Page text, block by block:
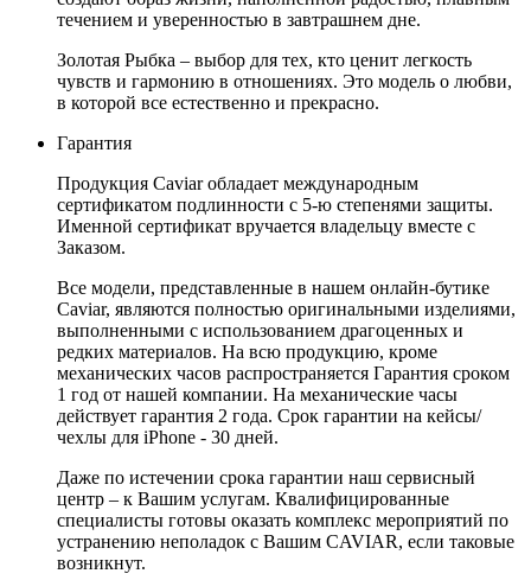
течением и уверенностью в завтрашнем дне.
Золотая Рыбка – выбор для тех, кто ценит легкость
чувств и гармонию в отношениях. Это модель о любви,
в которой все естественно и прекрасно.
Гарантия
Продукция Caviar обладает международным
сертификатом подлинности с 5-ю степенями защиты.
Именной сертификат вручается владельцу вместе с
Заказом.
Все модели, представленные в нашем онлайн-бутике
Caviar, являются полностью оригинальными изделиями,
выполненными с использованием драгоценных и
редких материалов. На всю продукцию, кроме
механических часов распространяется Гарантия сроком
1 год от нашей компании. На механические часы
действует гарантия 2 года. Срок гарантии на кейсы/
чехлы для iPhone - 30 дней.
Даже по истечении срока гарантии наш сервисный
центр – к Вашим услугам. Квалифицированные
специалисты готовы оказать комплекс мероприятий по
устранению неполадок с Вашим CAVIAR, если таковые
возникнут.